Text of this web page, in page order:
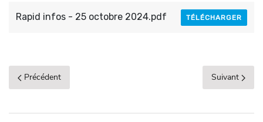
Rapid infos - 25 octobre 2024.pdf TÉLÉCHARGER
Précédent Suivant